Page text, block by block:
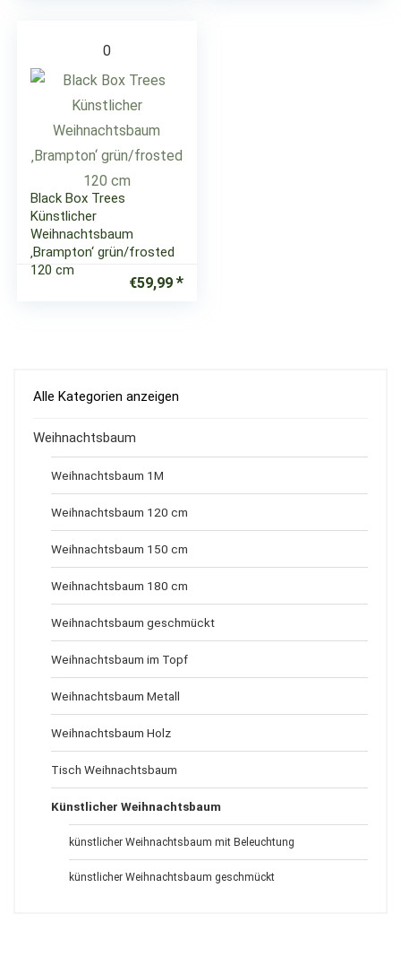
0
Black Box Trees
Künstlicher
Weihnachtsbaum
‚Brampton‘ grün/frosted
120 cm
€59,99
Alle Kategorien anzeigen
Weihnachtsbaum
Weihnachtsbaum 1M
Weihnachtsbaum 120 cm
Weihnachtsbaum 150 cm
Weihnachtsbaum 180 cm
Weihnachtsbaum geschmückt
Weihnachtsbaum im Topf
Weihnachtsbaum Metall
Weihnachtsbaum Holz
Tisch Weihnachtsbaum
Künstlicher Weihnachtsbaum
künstlicher Weihnachtsbaum mit Beleuchtung
künstlicher Weihnachtsbaum geschmückt